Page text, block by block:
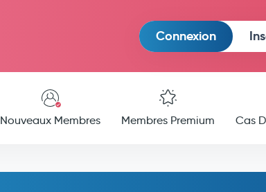
Connexion
Nouveaux Membres Membres Premium Cas